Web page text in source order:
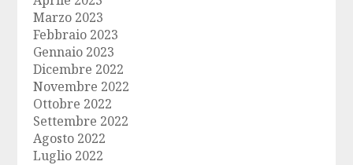
Marzo 2023
Febbraio 2023
Gennaio 2023
Dicembre 2022
Novembre 2022
Ottobre 2022
Settembre 2022
Agosto 2022
Luglio 2022